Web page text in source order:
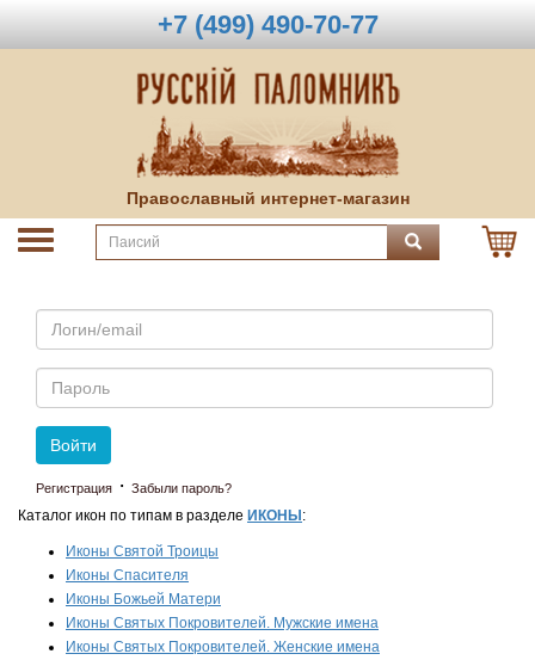
+7 (499) 490-70-77
Православный интернет-магазин
Email
Пароль
Войти
Регистрация · Забыли пароль?
Каталог икон по типам в разделе ИКОНЫ :
Иконы Святой Троицы
Иконы Спасителя
Иконы Божьей Матери
Иконы Святых Покровителей. Мужские имена
Иконы Святых Покровителей. Женские имена